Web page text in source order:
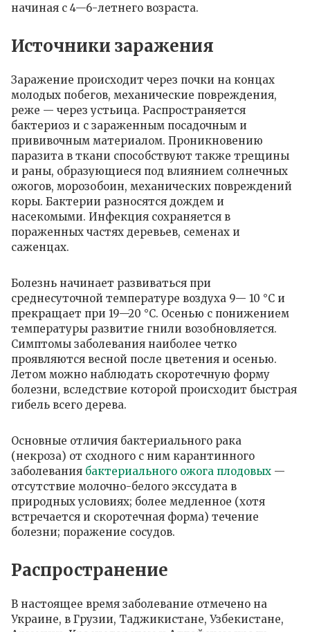
начиная с 4—6-летнего возраста.
Источники заражения
Заражение происходит через почки на концах
молодых побегов, механические повреждения,
реже — через устьица. Распространяется
бактериоз и с зараженным посадочным и
прививочным материалом. Проникновению
паразита в ткани способствуют также трещины
и раны, образующиеся под влиянием солнечных
ожогов, морозобоин, механических повреждений
коры. Бактерии разносятся дождем и
насекомыми. Инфекция сохраняется в
пораженных частях деревьев, семенах и
саженцах.
Болезнь начинает развиваться при
среднесуточной температуре воздуха 9— 10 °С и
прекращает при 19—20 °С. Осенью с понижением
температуры развитие гнили возобновляется.
Симптомы заболевания наиболее четко
проявляются весной после цветения и осенью.
Летом можно наблюдать скоротечную форму
болезни, вследствие которой происходит быстрая
гибель всего дерева.
Основные отличия бактериального рака
(некроза) от сходного с ним карантинного
заболевания бактериального ожога плодовых —
отсутствие молочно-белого экссудата в
природных условиях; более медленное (хотя
встречается и скоротечная форма) течение
болезни; поражение сосудов.
Распространение
В настоящее время заболевание отмечено на
Украине, в Грузии, Таджикистане, Узбекистане,